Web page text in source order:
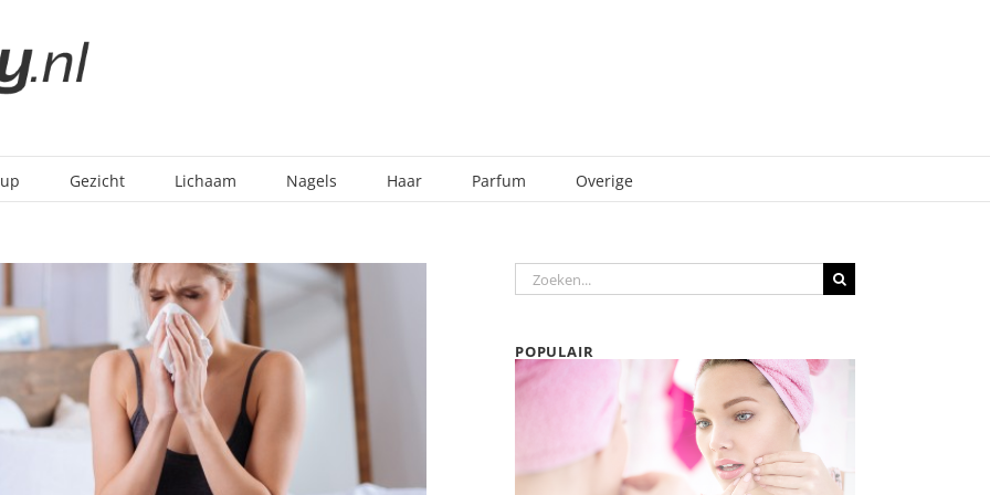
Gezicht Lichaam Nagels Haar Parfum Overige
Zoeken
naar:
POPULAIR